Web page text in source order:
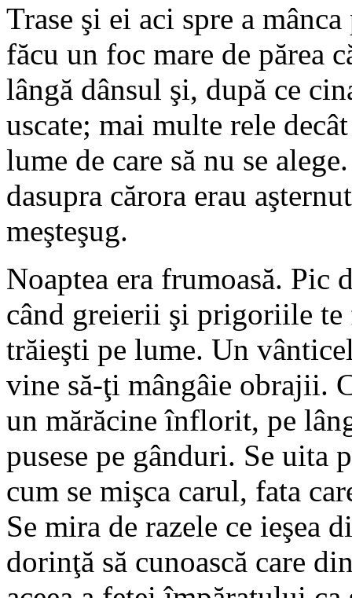
Trase şi ei aci spre a
făcu un foc mare de părea
lângă dânsul şi, după ce
uscate; mai multe rele
lume de care să nu se
dasupra cărora erau
meşteşug.
Noaptea era frumoasă. Pic
când greierii şi prigoriile te
trăieşti pe lume. Un
vine să-ţi mângâie obrajii.
un mărăcine înflorit, pe
pusese pe gânduri. Se uita
cum se mişca carul, fata
Se mira de razele ce ieşea
dorinţă să cunoască care